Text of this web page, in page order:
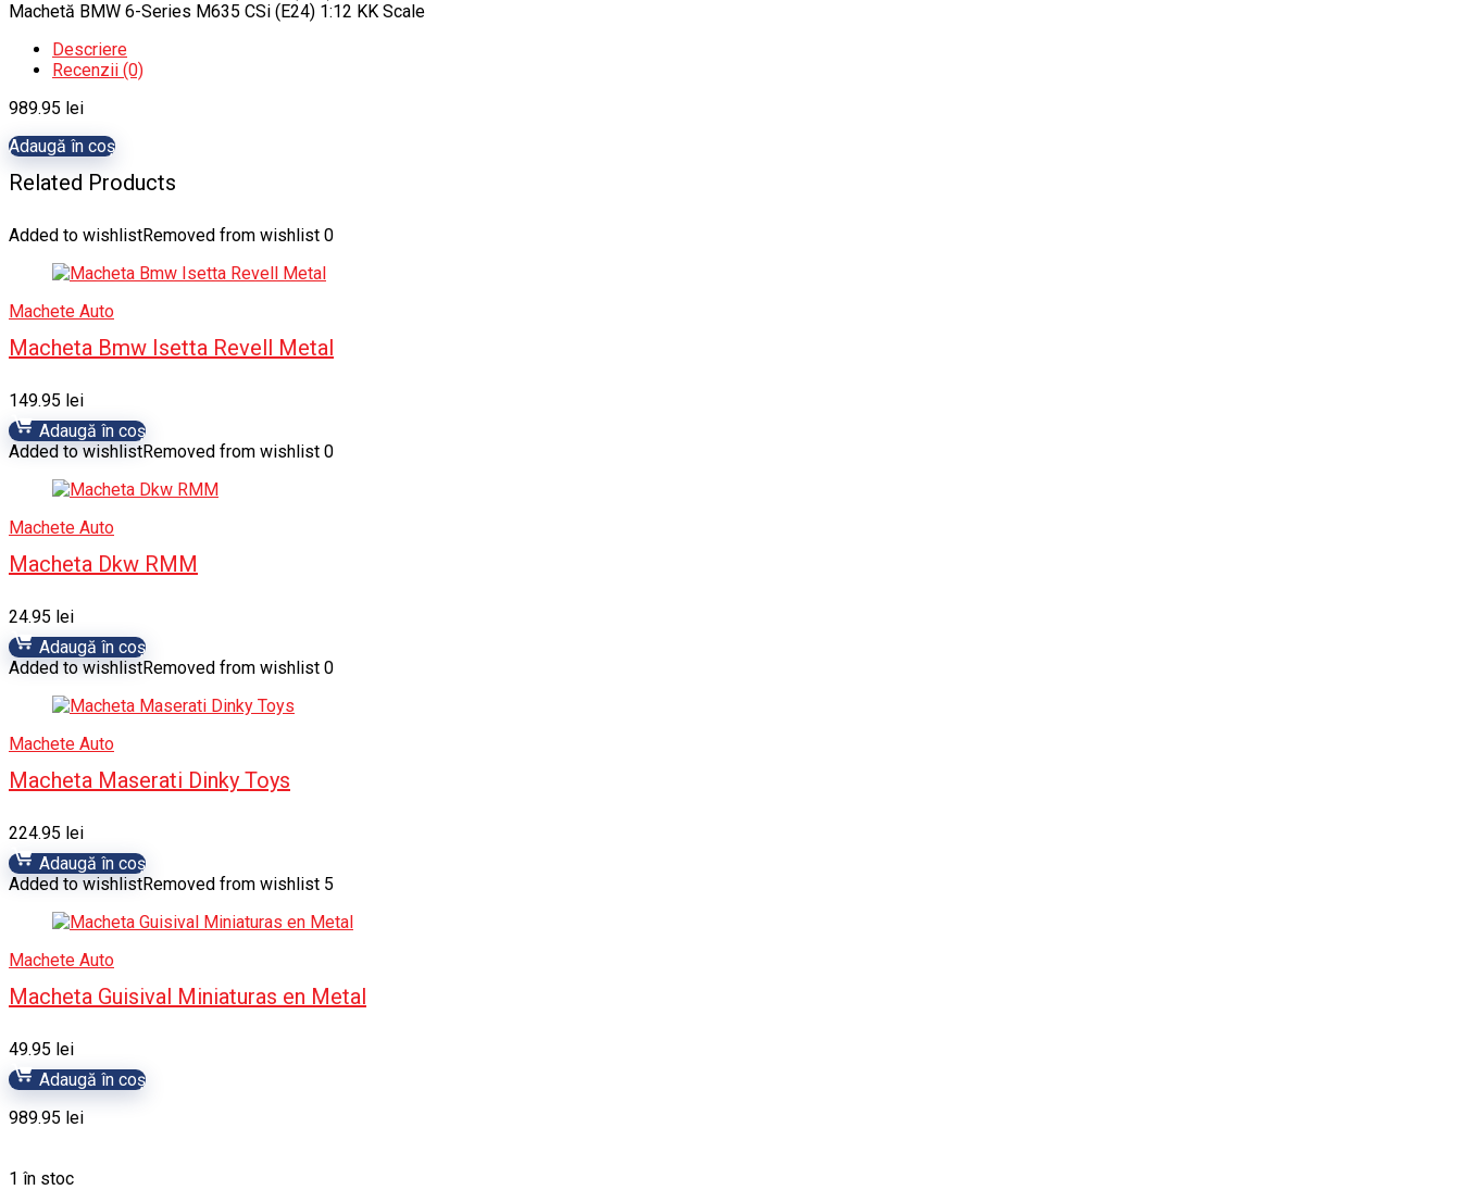
Machetă BMW 6-Series M635 CSi (E24) 1:12 KK Scale
Descriere
Recenzii (0)
989.95 lei
Adaugă în coș
Related Products
Added to wishlistRemoved from wishlist 0
Machete Auto
Macheta Bmw Isetta Revell Metal
149.95 lei
Adaugă în coș
Added to wishlistRemoved from wishlist 0
Machete Auto
Macheta Dkw RMM
24.95 lei
Adaugă în coș
Added to wishlistRemoved from wishlist 0
Machete Auto
Macheta Maserati Dinky Toys
224.95 lei
Adaugă în coș
Added to wishlistRemoved from wishlist 5
Machete Auto
Macheta Guisival Miniaturas en Metal
49.95 lei
Adaugă în coș
989.95 lei
1 în stoc